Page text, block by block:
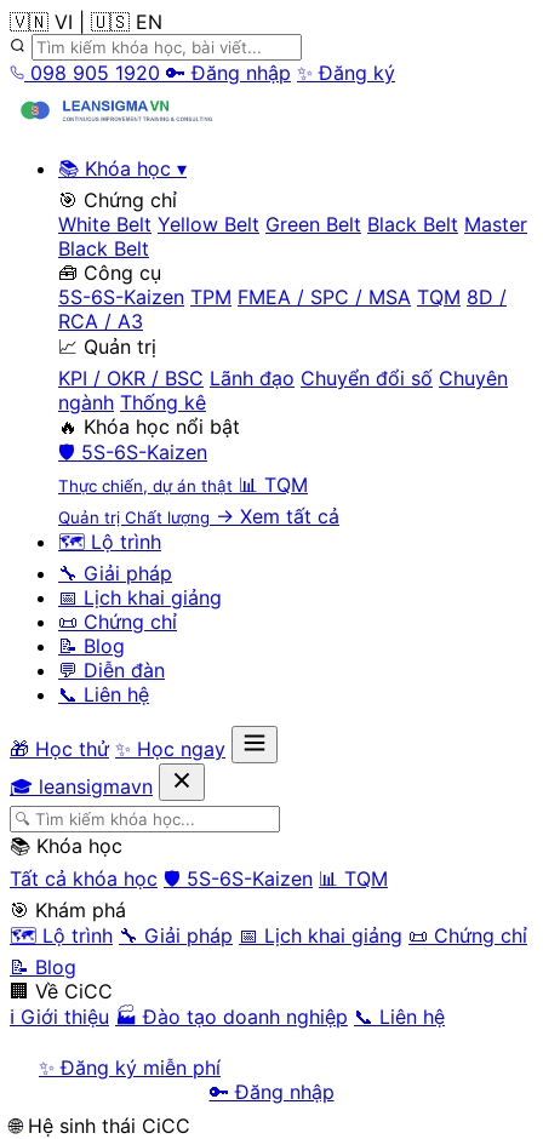
🇻🇳 VI 🇺🇸 EN
098 905 1920 🔑 Đăng nhập ✨ Đăng ký
📚 Khóa học ▾
🎯 Chứng chỉ
White Belt Yellow Belt Green Belt Black Belt Master
Black Belt
🧰 Công cụ
5S-6S-Kaizen TPM FMEA / SPC / MSA TQM 8D /
RCA / A3
📈 Quản trị
KPI / OKR / BSC Lãnh đạo Chuyển đổi số Chuyên
ngành Thống kê
🔥 Khóa học nổi bật
🛡️ 5S-6S-Kaizen
Thực chiến, dự án thật 📊 TQM
Quản trị Chất lượng → Xem tất cả
🗺️ Lộ trình
🔧 Giải pháp
📅 Lịch khai giảng
📜 Chứng chỉ
📝 Blog
💬 Diễn đàn
📞 Liên hệ
🎁 Học thử ✨ Học ngay
🎓 leansigmavn
📚 Khóa học
Tất cả khóa học 🛡️ 5S-6S-Kaizen 📊 TQM
🎯 Khám phá
🗺️ Lộ trình 🔧 Giải pháp 📅 Lịch khai giảng 📜 Chứng chỉ
📝 Blog
🏢 Về CiCC
ℹ️ Giới thiệu 🏭 Đào tạo doanh nghiệp 📞 Liên hệ
✨ Đăng ký miễn phí
🔑 Đăng nhập
🌐 Hệ sinh thái CiCC